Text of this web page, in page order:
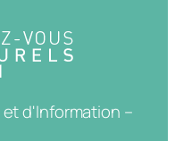
d'Information –